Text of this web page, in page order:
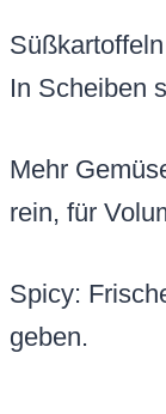
In Scheiben
Mehr
rein, für
Spicy:
geben.